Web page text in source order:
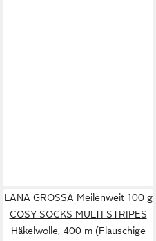
LANA GROSSA Meilenweit 100 g
COSY SOCKS MULTI STRIPES
Häkelwolle, 400 m (Flauschige